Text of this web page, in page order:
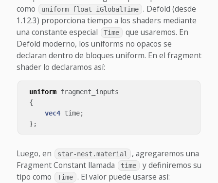
como
uniform float iGlobalTime . Defold (desde
1.12.3) proporciona tiempo a los shaders mediante
una constante especial
Time que usaremos. En
Defold moderno, los uniforms no opacos se
declaran dentro de bloques uniform. En el fragment
shader lo declaramos así:
uniform fragment_inputs
{
vec4 time;
};
Luego, en star-nest.material
, agregaremos una
Fragment Constant llamada
time
y definiremos su
tipo como
Time . El valor puede usarse así: